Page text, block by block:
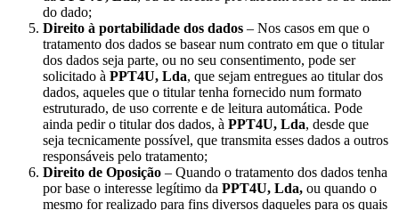
do dado;
Direito à portabilidade dos dados – Nos casos em que o
tratamento dos dados se basear num contrato em que o titular
dos dados seja parte, ou no seu consentimento, pode ser
solicitado à PPT4U, Lda, que sejam entregues ao titular dos
dados, aqueles que o titular tenha fornecido num formato
estruturado, de uso corrente e de leitura automática. Pode
ainda pedir o titular dos dados, à PPT4U, Lda, desde que
seja tecnicamente possível, que transmita esses dados a outros
responsáveis pelo tratamento;
Direito de Oposição – Quando o tratamento dos dados tenha
por base o interesse legítimo da PPT4U, Lda, ou quando o
mesmo for realizado para fins diversos daqueles para os quais